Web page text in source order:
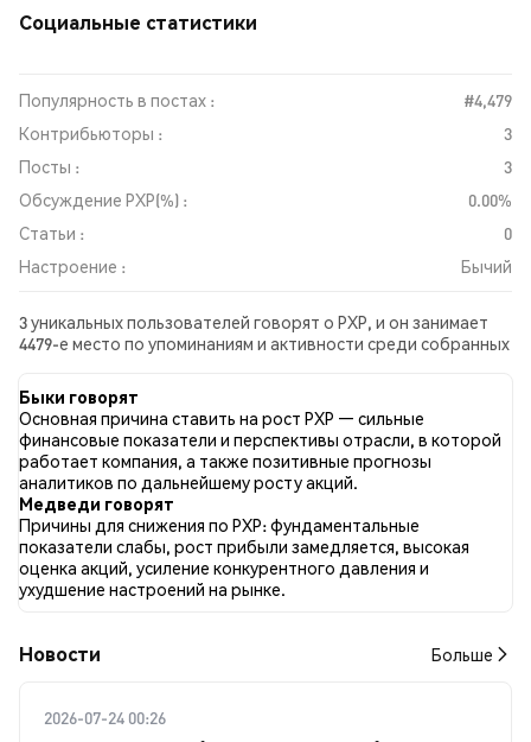
Социальные статистики
Популярность в постах :
#4,479
Контрибьюторы :
3
Посты :
3
Обсуждение PXP(%) :
0.00%
Статьи :
0
Настроение :
Бычий
3 уникальных пользователей говорят о PXP, и он занимает
4479-е место по упоминаниям и активности среди собранных
во всех социальных сетях было Бычий. Всего было
опубликовано 0 новостных статей о PXP. В Twitter 33.33%
твитов имели бычий настрой по сравнению с 33.33% твитов с
медвежьим настроем по PXP. 33.33% твитов были
нейтральными по отношению к PXP. Эти данные основаны на
3 твитах.
Быки говорят
Основная причина ставить на рост PXP — сильные
финансовые показатели и перспективы отрасли, в которой
работает компания, а также позитивные прогнозы
аналитиков по дальнейшему росту акций.
Медведи говорят
Причины для снижения по PXP: фундаментальные
показатели слабы, рост прибыли замедляется, высокая
оценка акций, усиление конкурентного давления и
ухудшение настроений на рынке.
Новости Больше
2026-07-24 00:26